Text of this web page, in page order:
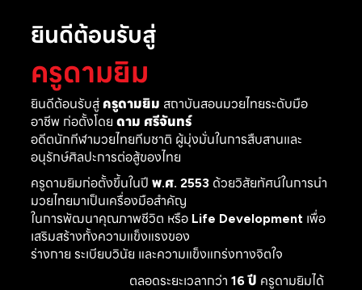
ยินดีต้อนรับสู่
ครูดามยิม
ยินดีต้อนรับสู่ ครูดามยิม สถาบันสอนมวยไทยระดับมือ
อาชีพ ก่อตั้งโดย ดาม ศรีจันทร์
อดีตนักกีฬามวยไทยทีมชาติ ผู้มุ่งมั่นในการสืบสานและ
อนุรักษ์ศิลปะการต่อสู้ของไทย
ครูดามยิมก่อตั้งขึ้นในปี พ.ศ. 2553ด้วยวิสัยทัศน์ในการนำ
มวยไทยมาเป็นเครื่องมือสำคัญ
ในการพัฒนาคุณภาพชีวิต หรือ Life Developmentเพื่อ
เสริมสร้างทั้งความแข็งแรงของ
ร่างกาย ระเบียบวินัย และความแข็งแกร่งทางจิตใจ
ตลอดระยะเวลากว่า 16 ปี ครูดามยิมได้